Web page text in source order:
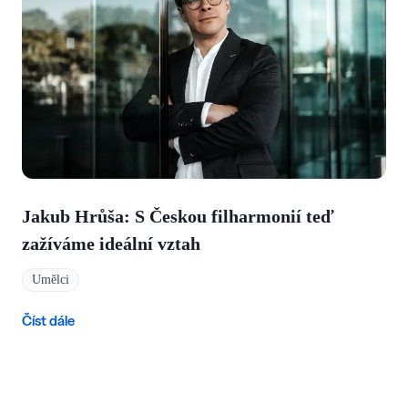
Jakub Hrůša: S Českou filharmonií teď
zažíváme ideální vztah
Umělci
Číst dále